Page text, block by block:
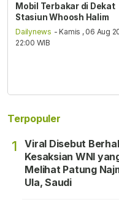
Mobil Terbakar di Dekat
Stasiun Whoosh Halim
Dailynews - Kamis , 06 Aug
22:00 WIB
Terpopuler
1
Viral Disebut
Kesaksian WNI
Melihat Patung
Ula, Saudi